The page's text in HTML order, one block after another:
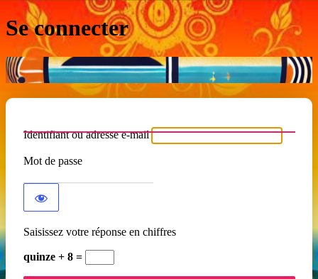
Se connecter
Identifiant ou adresse e-mail
Mot de passe
Saisissez votre réponse en chiffres
quinze + 8 =